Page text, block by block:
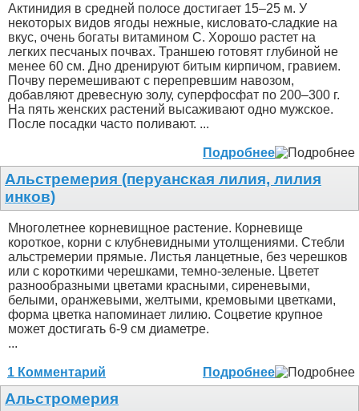
Актинидия в средней полосе достигает 15–25 м. У
некоторых видов ягоды нежные, кисловато-сладкие на
вкус, очень богаты витамином С. Хорошо растет на
легких песчаных почвах. Траншею готовят глубиной не
менее 60 см. Дно дренируют битым кирпичом, гравием.
Почву перемешивают с перепревшим навозом,
добавляют древесную золу, суперфосфат по 200–300 г.
На пять женских растений высаживают одно мужское.
После посадки часто поливают. ...
Подробнее
Альстремерия (перуанская лилия, лилия
инков)
Многолетнее корневищное растение. Корневище
короткое, корни с клубневидными утолщениями. Стебли
альстремерии прямые. Листья ланцетные, без черешков
или с короткими черешками, темно-зеленые. Цветет
разнообразными цветами красными, сиреневыми,
белыми, оранжевыми, желтыми, кремовыми цветками,
форма цветка напоминает лилию. Соцветие крупное
может достигать 6-9 см диаметре.
...
1 Комментарий Подробнее
Альстромерия